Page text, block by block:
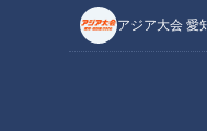
アジア大会 愛
りを解消する、女子ウ
レルーヤの2人が教わり